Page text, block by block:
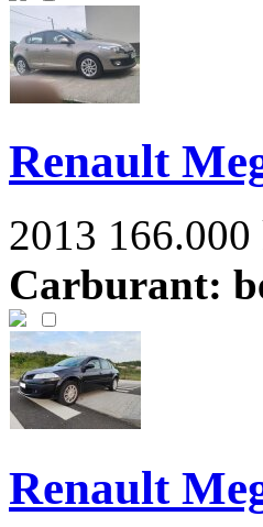
Renault
2013 166.000
Carburant:
Renault